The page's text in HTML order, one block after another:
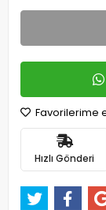
Favorilerime
Hızlı Gönderi